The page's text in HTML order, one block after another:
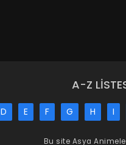
A-Z
D E F G H I
Bu site Asya